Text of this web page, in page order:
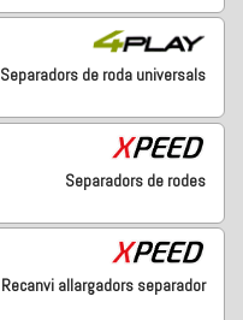
Separadors de roda universals
Separadors de rodes
Recanvi allargadors separador